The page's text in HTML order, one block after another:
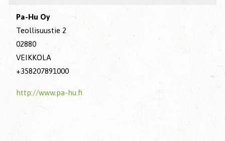
Pa-Hu Oy
Teollisuustie 2
02880
VEIKKOLA
+358207891000
http://www.pa-hu.fi